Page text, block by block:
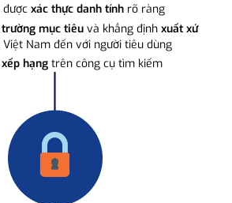
được xác thực danh tính rõ ràng
mục tiêuvà khẳng định xuất xứ
Việt Nam đến với người tiêu dùng
hạng trên công cụ tìm kiếm